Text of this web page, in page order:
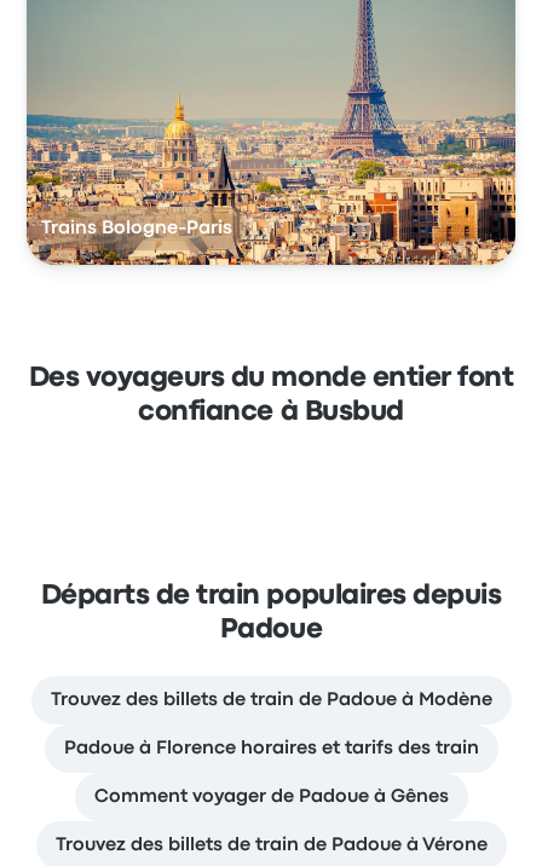
Trains Bologne-Paris
Des voyageurs du monde entier font
confiance à Busbud
Départs de train populaires depuis
Padoue
Trouvez des billets de train de Padoue à Modène
Padoue à Florence horaires et tarifs des train
Comment voyager de Padoue à Gênes
Trouvez des billets de train de Padoue à Vérone